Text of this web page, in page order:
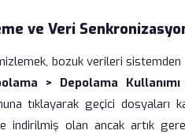
ve Veri
bozuk verileri sistemden
> Depolama Kullanımı
tıklayarak geçici dosyaları
indirilmiş olan ancak artık